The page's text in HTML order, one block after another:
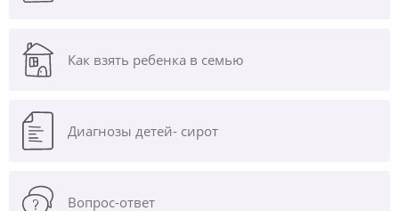
Как взять ребенка в семью
Диагнозы детей- сирот
Вопрос-ответ